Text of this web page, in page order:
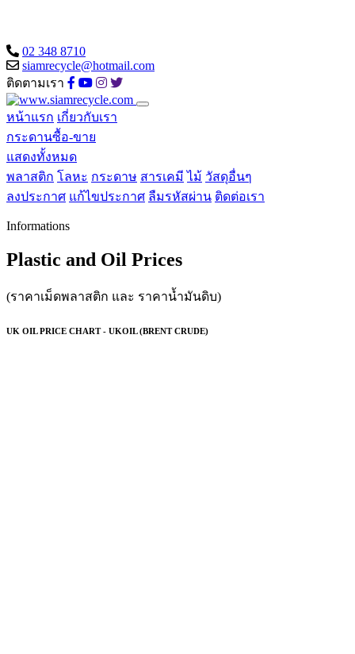
02 348 8710
siamrecycle@hotmail.com
ติดตามเรา
หน้าแรก เกี่ยวกับเรา
กระดานซื้อ-ขาย
แสดงทั้งหมด
พลาสติก โลหะ กระดาษ สารเคมี ไม้ วัสดุอื่นๆ
ลงประกาศ แก้ไขประกาศ ลืมรหัสผ่าน ติดต่อเรา
Informations
Plastic and Oil Prices
(ราคาเม็ดพลาสติก และ ราคาน้ำมันดิบ)
UK OIL PRICE CHART - UKOIL (BRENT CRUDE)